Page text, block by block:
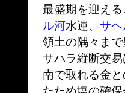
最盛期を迎え
ル河水運、 サヘ
領土の隅々ま
サハラ縦断交
南で取れる金